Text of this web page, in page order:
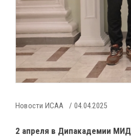
Новости ИСАА 04.04.2025
2 апреля в Дипакадемии